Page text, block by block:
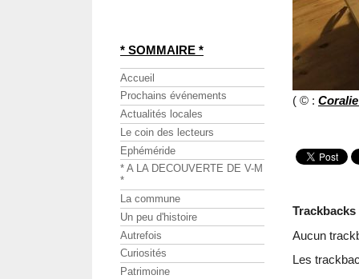
( © :
Trackbacks
Aucun
Les
* SOMMAIRE *
Accueil
Prochains événements
Actualités locales
Le coin des lecteurs
Ephéméride
* A LA DECOUVERTE DE V-M
*
La commune
Un peu d'histoire
Autrefois
Curiosités
Patrimoine